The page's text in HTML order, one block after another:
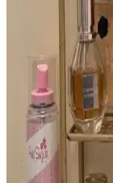
2010'larda öne
Duo parfüm şişesi,
Reddit topluluğu bu
Mugler Aura
Koku Deneyimi
Mugler Aura, özgün
koleksiyoncuları
bulmak zor ve
sunar.